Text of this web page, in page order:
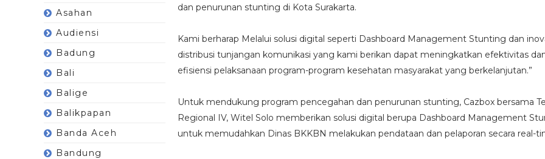
Asahan
Audiensi
Badung
Bali
Balige
Balikpapan
Banda Aceh
Bandung
dan penurunan stunting di Kota Surakarta.
Kami berharap Melalui solusi digital seperti Dashboard Management Stunting dan
distribusi tunjangan komunikasi yang kami berikan dapat meningkatkan efektivitas
efisiensi pelaksanaan program-program kesehatan masyarakat yang berkelanjutan.”
Untuk mendukung program pencegahan dan penurunan stunting, Cazbox bersama
Regional IV, Witel Solo memberikan solusi digital berupa Dashboard Management
untuk memudahkan Dinas BKKBN melakukan pendataan dan pelaporan secara real-